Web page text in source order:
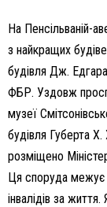
На Пенсільваній-
з найкращих
будівля Дж.
ФБР. Уздовж
музеї
будівля Губерта
розміщено
Ця споруда межує
інвалідів за